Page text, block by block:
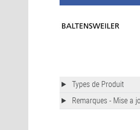
Types de Produit
Remarques - Mise a